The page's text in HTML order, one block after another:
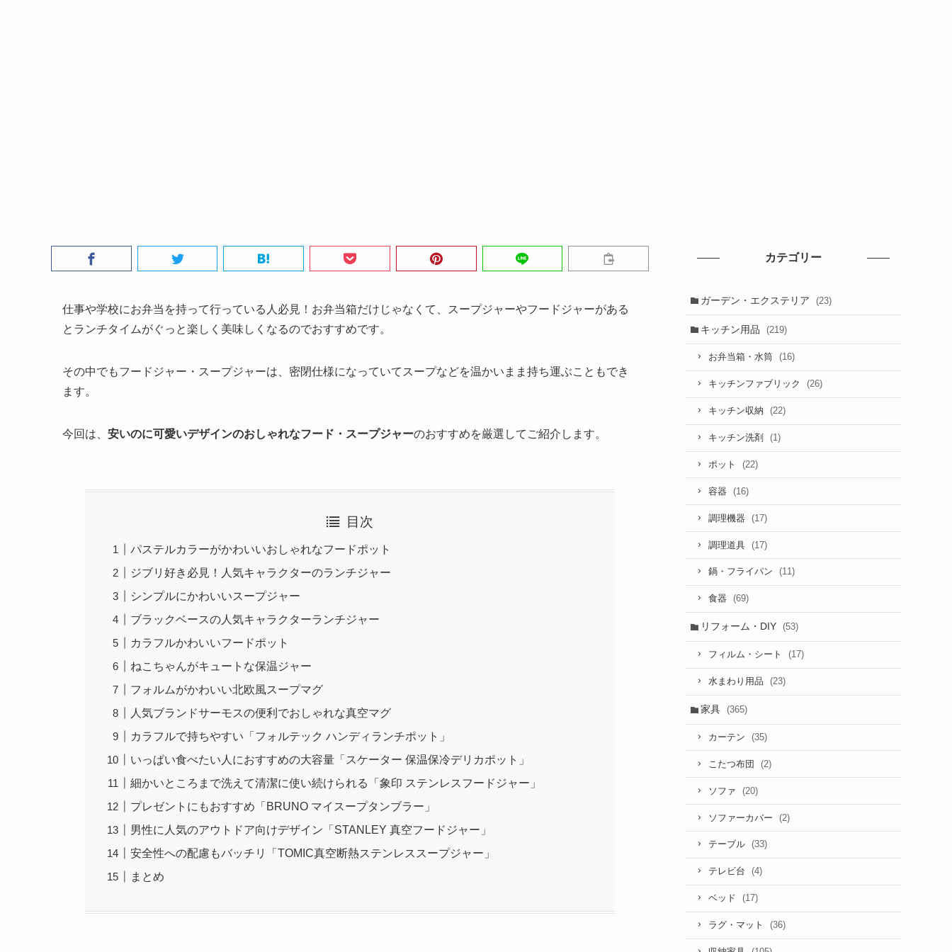
仕事や学校にお弁当を持って行っている人必見！お弁当箱だけじゃなくて、スープジャーやフードジャーがある
とランチタイムがぐっと楽しく美味しくなるのでおすすめです。
その中でもフードジャー・スープジャーは、密閉仕様になっていてスープなどを温かいまま持ち運ぶこともでき
ます。
今回は、 安いのに可愛いデザインのおしゃれなフード・スープジャーのおすすめを厳選してご紹介します。
目次
パステルカラーがかわいいおしゃれなフードポット
ジブリ好き必見！人気キャラクターのランチジャー
シンプルにかわいいスープジャー
ブラックベースの人気キャラクターランチジャー
カラフルかわいいフードポット
ねこちゃんがキュートな保温ジャー
フォルムがかわいい北欧風スープマグ
人気ブランドサーモスの便利でおしゃれな真空マグ
カラフルで持ちやすい「フォルテック ハンディランチポット」
いっぱい食べたい人におすすめの大容量「スケーター 保温保冷デリカポット」
細かいところまで洗えて清潔に使い続けられる「象印 ステンレスフードジャー」
プレゼントにもおすすめ「BRUNO マイスープタンブラー」
男性に人気のアウトドア向けデザイン「STANLEY 真空フードジャー」
安全性への配慮もバッチリ「TOMIC真空断熱ステンレススープジャー」
まとめ
カテゴリー
ガーデン・エクステリア (23)
キッチン用品 (219)
お弁当箱・水筒 (16)
キッチンファブリック (26)
キッチン収納 (22)
キッチン洗剤 (1)
ポット (22)
容器 (16)
調理機器 (17)
調理道具 (17)
鍋・フライパン (11)
食器 (69)
リフォーム・DIY (53)
フィルム・シート (17)
水まわり用品 (23)
家具 (365)
カーテン (35)
こたつ布団 (2)
ソファ (20)
ソファーカバー (2)
テーブル (33)
テレビ台 (4)
ベッド (17)
ラグ・マット (36)